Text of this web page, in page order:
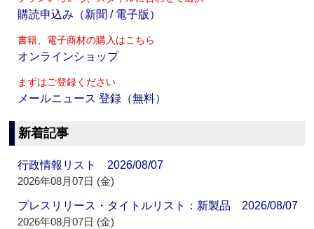
購読申込み（新聞 / 電子版）
書籍、電子商材の購入はこちら
オンラインショップ
まずはご登録ください
メールニュース 登録（無料）
新着記事
行政情報リスト 2026/08/07
2026年08月07日 (金)
プレスリリース・タイトルリスト：新製品 2026/08/07
2026年08月07日 (金)